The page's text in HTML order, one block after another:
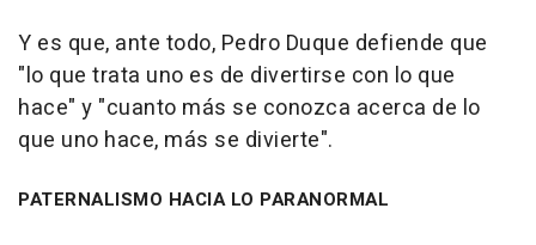
Y es que, ante todo, Pedro Duque defiende que
"lo que trata uno es de divertirse con lo que
hace" y "cuanto más se conozca acerca de lo
que uno hace, más se divierte".
PATERNALISMO HACIA LO PARANORMAL